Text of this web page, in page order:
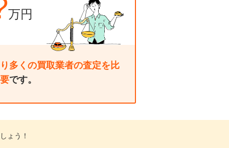
万円
多くの買取業者の査定を比
です。
ょう！